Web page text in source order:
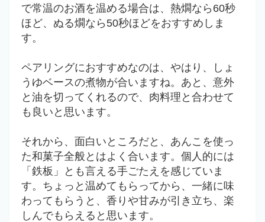
で常温のお酒を温める場合は、熱燗なら60秒
ほど、ぬる燗なら50秒ほどをおすすめしま
す。
ペアリングにおすすめなのは、やはり、しょ
うゆベースの煮物が合いますね。あと、意外
と油を切ってくれるので、肉料理と合わせて
も良いと思います。
それから、面白いところだと、あんこを使っ
た和菓子全般とはよく合います。個人的には
「鉄板」とも言える手ごたえを感じていま
す。ちょっと温めてもらってから、一緒に味
わってもらうと、香りや甘みが引き立ち、楽
しんでもらえると思います。